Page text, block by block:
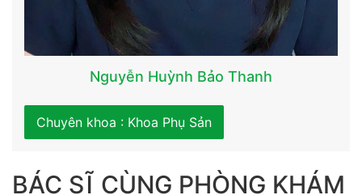
Nguyễn Huỳnh Bảo Thanh
Chuyên khoa : Khoa Phụ Sản
BÁC SĨ CÙNG PHÒNG KHÁM